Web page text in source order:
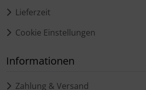
Lieferzeit
Cookie Einstellungen
Informationen
Zahlung & Versand